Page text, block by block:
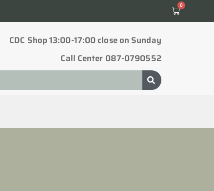
0
CDC Shop 13:00-17:00 close on Sunday
Call Center 087-0790552